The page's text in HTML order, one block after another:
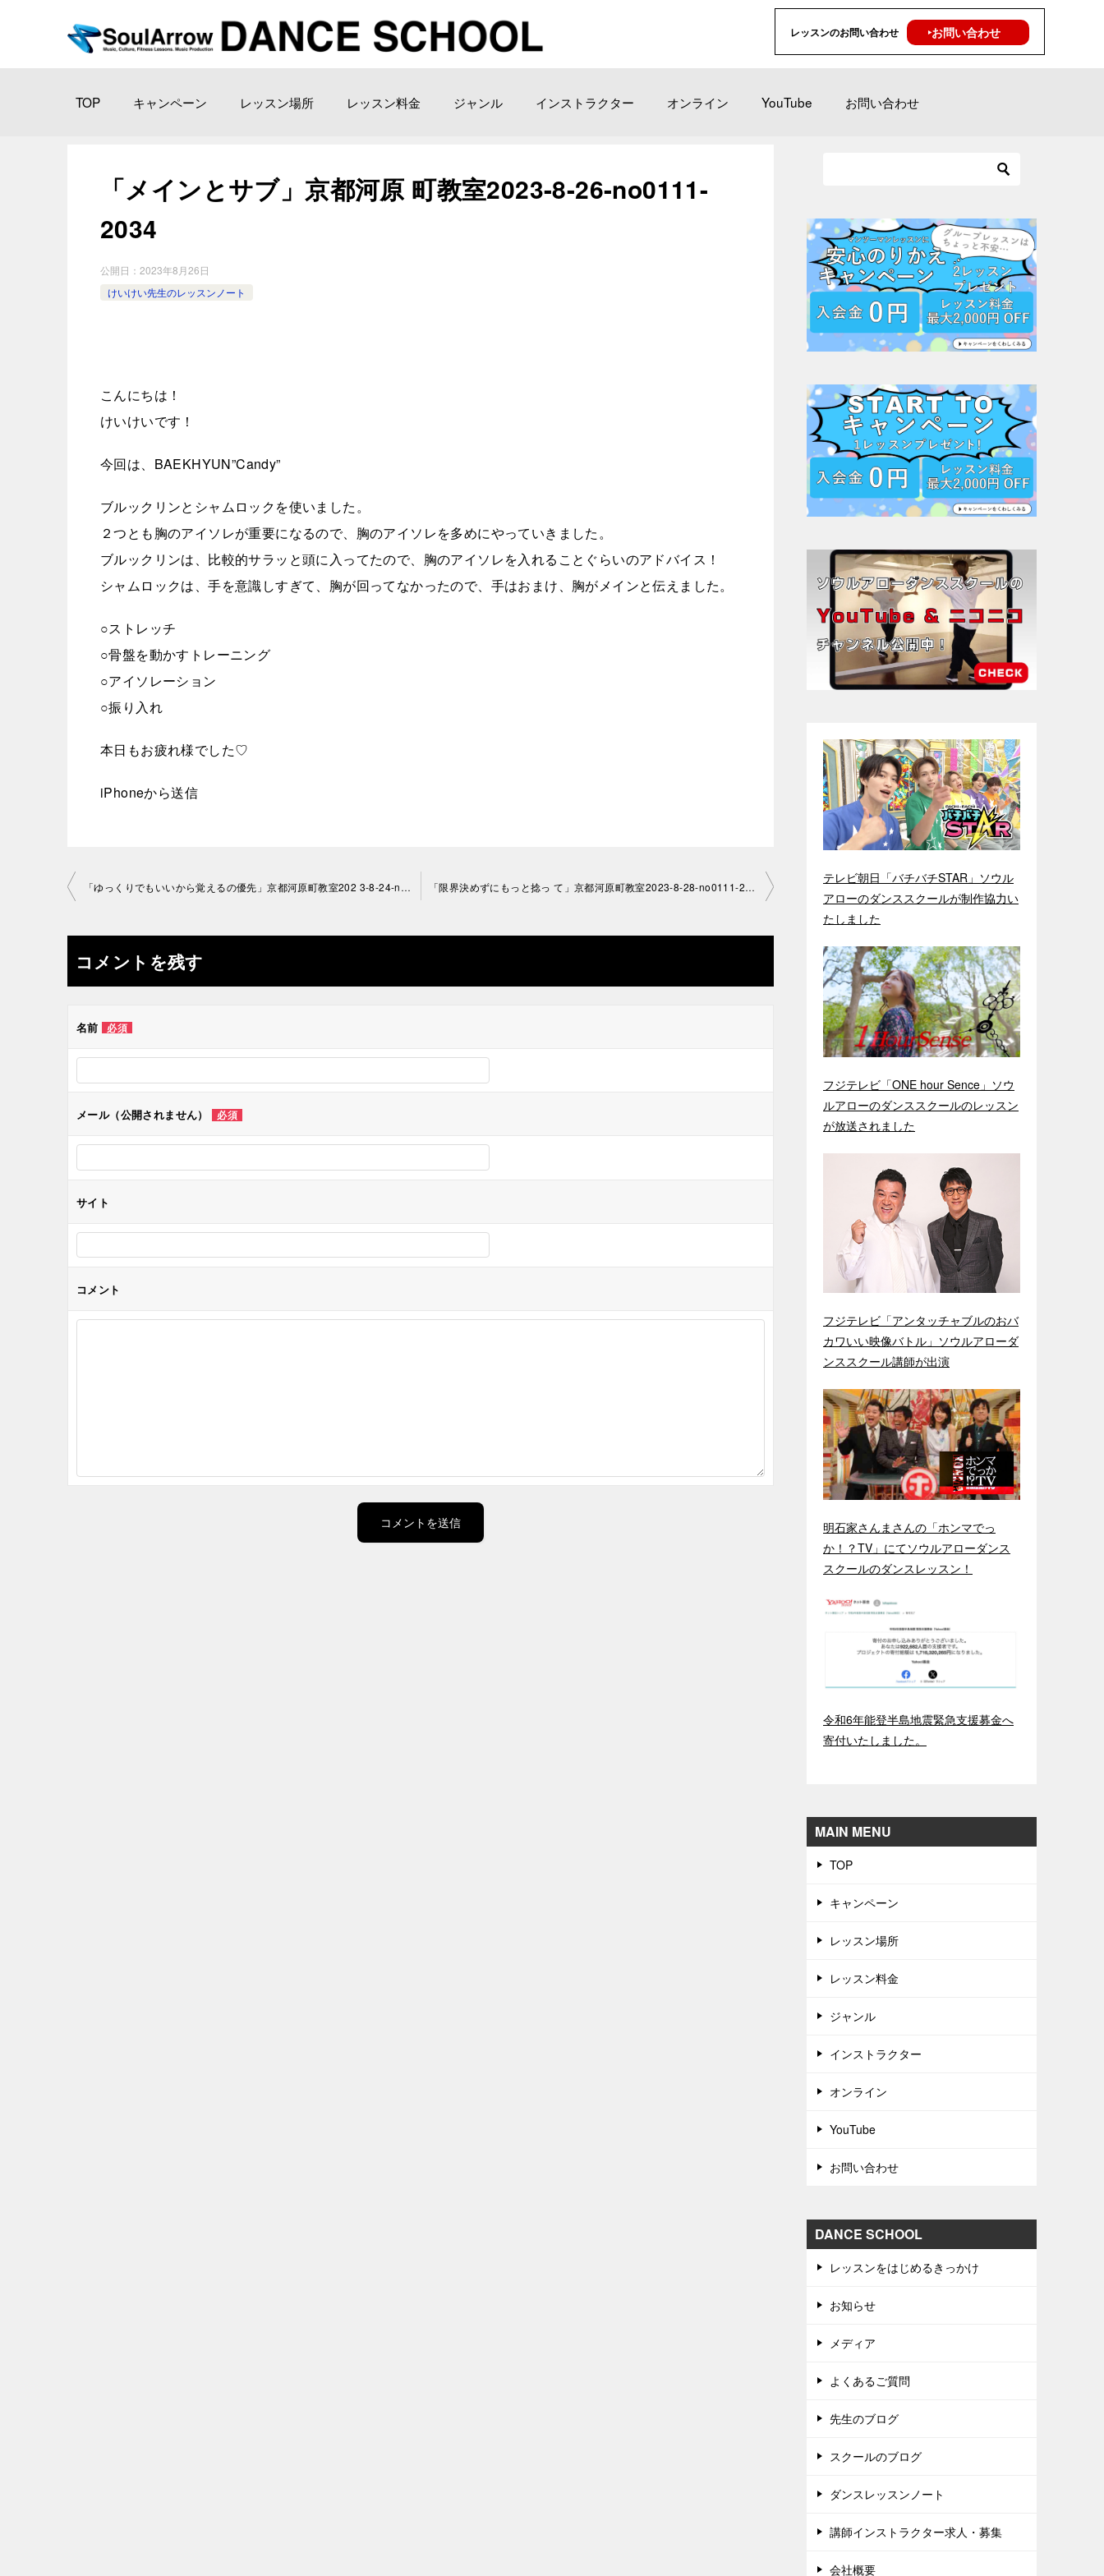
レッスンのお問い合わせ ‣お問い合わせ
TOP キャンペーン レッスン場所 レッスン料金 ジャンル インストラクター オンライン YouTube お問い合わせ
「メインとサブ」京都河原 町教室2023-8-26-no0111-
2034
公開日： 2023年8月26日
けいけい先生のレッスンノート
こんにちは！
けいけいです！
今回は、BAEKHYUN”Candy”
ブルックリンとシャムロックを使いました。
２つとも胸のアイソレが重要になるので、胸のアイソレを多めにやっていきました。
ブルックリンは、比較的サラッと頭に入ってたので、胸のアイソレを入れることぐらいのアドバイス！
シャムロックは、手を意識しすぎて、胸が回ってなかったので、手はおまけ、胸がメインと伝えました。
○ストレッチ
○骨盤を動かすトレーニング
○アイソレーション
○振り入れ
本日もお疲れ様でした♡
iPhoneから送信
投
ナ
ビ
ゲ
ー
ン
「ゆっくりでもいいから覚えるの優先」京都河原町教室202 3-8-24-no0111-2102 「限界決めずにもっと捻っ て」京都河原町教室2023-8-28-no0111-2102
コメントを残す
名前 必須
メール（公開されません） 必須
サイト
コメント
テレビ朝日「バチバチSTAR」ソウル
アローのダンススクールが制作協力い
たしました
フジテレビ「ONE hour Sence」ソウ
ルアローのダンススクールのレッスン
が放送されました
フジテレビ「アンタッチャブルのおバ
カワいい映像バトル」ソウルアローダ
ンススクール講師が出演
明石家さんまさんの「ホンマでっ
か！？TV」にてソウルアローダンス
スクールのダンスレッスン！
令和6年能登半島地震緊急支援募金へ
寄付いたしました。
MAIN MENU
TOP
キャンペーン
レッスン場所
レッスン料金
ジャンル
インストラクター
オンライン
YouTube
お問い合わせ
DANCE SCHOOL
レッスンをはじめるきっかけ
お知らせ
メディア
よくあるご質問
先生のブログ
スクールのブログ
ダンスレッスンノート
講師インストラクター求人・募集
会社概要